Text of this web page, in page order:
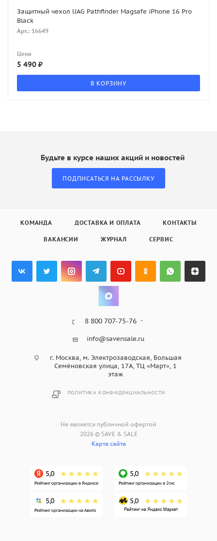
Защитный чехол UAG Pathfinder Magsafe iPhone 16 Pro
Black
Арт.: 16649
Цена
5 490 ₽
В КОРЗИНУ
Будьте в курсе наших акций и новостей
ПОДПИСАТЬСЯ НА РАССЫЛКУ
КОМАНДА ДОСТАВКА И ОПЛАТА КОНТАКТЫ
ВАКАНСИИ ЖУРНАЛ СЕРВИС
8 800 707-75-76
info@savensale.ru
г. Москва, м. Электрозаводская, Большая
Семёновская улица, 17А, ТЦ «Март», 1
этаж
ПОЛИТИКА КОНФИДЕНЦИАЛЬНОСТИ
Не является публичной офертой
2026 © SAVE & SALE
Карта сайта